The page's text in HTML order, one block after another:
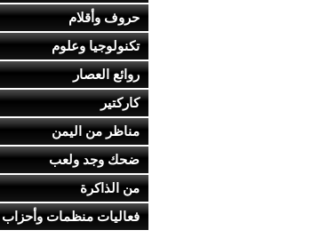
حروف وأقلام
تكنولوجيا وعلوم
روائع العصار
كاركتير
مناظر من اليمن
ضحك وجد ولعب
من الذاكرة
فعاليات منظمات وأحزاب